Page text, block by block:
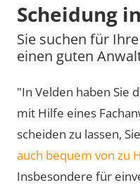
Scheidung
Sie suchen für
einen guten
"In Velden haben Sie
mit Hilfe eines
scheiden zu lassen,
auch bequem von zu
Insbesondere für